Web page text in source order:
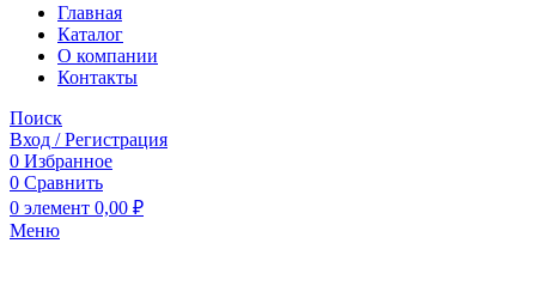
Главная
Каталог
О компании
Контакты
Поиск
Вход / Регистрация
0 Избранное
0 Сравнить
0 элемент 0,00 ₽
Меню